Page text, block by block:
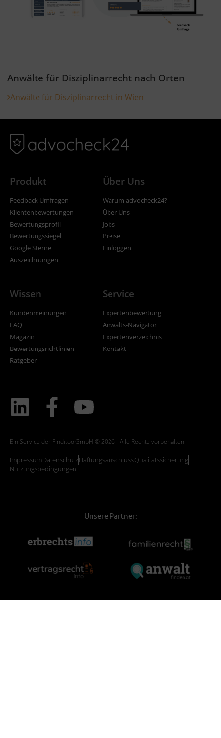
Anwälte für Disziplinarrecht nach Orten
Anwälte für Disziplinarrecht in Wien
Produkt
Feedback Umfragen
Klientenbewertungen
Bewertungsprofil
Bewertungssiegel
Google Sterne
Auszeichnungen
Über Uns
Warum advocheck24?
Über Uns
Jobs
Preise
Einloggen
Wissen
Kundenmeinungen
FAQ
Magazin
Bewertungsrichtlinien
Ratgeber
Service
Expertenbewertung
Anwalts-Navigator
Expertenverzeichnis
Kontakt
Ein Service der Finditoo GmbH © 2026 - Alle Rechte vorbehalten
ImpressumDatenschutzHaftungsauschlussQualitätssicherung
Nutzungsbedingungen
Unsere Partner: